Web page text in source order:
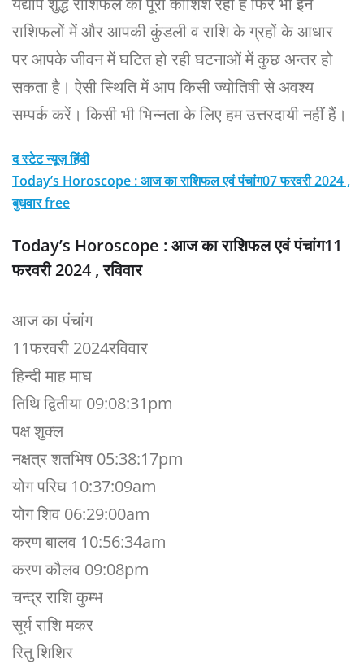
राशिफलों में और आपकी कुंडली व राशि के ग्रहों के आधार
पर आपके जीवन में घटित हो रही घटनाओं में कुछ अन्तर हो
सकता है। ऐसी स्थिति में आप किसी ज्योतिषी से अवश्य
सम्पर्क करें। किसी भी भिन्नता के लिए हम उत्तरदायी नहीं हैं।
द स्टेट न्यूज़ हिंदी
Today’s Horoscope : आज का राशिफल एवं पंचांग07 फरवरी 2024 ,
बुधवार free
Today’s Horoscope : आज का राशिफल एवं पंचांग11
फरवरी 2024 , रविवार
आज का पंचांग
11फरवरी 2024रविवार
हिन्दी माह माघ
तिथि द्वितीया 09:08:31pm
पक्ष शुक्ल
नक्षत्र शतभिष 05:38:17pm
योग परिघ 10:37:09am
योग शिव 06:29:00am
करण बालव 10:56:34am
करण कौलव 09:08pm
चन्द्र राशि कुम्भ
सूर्य राशि मकर
रितु शिशिर